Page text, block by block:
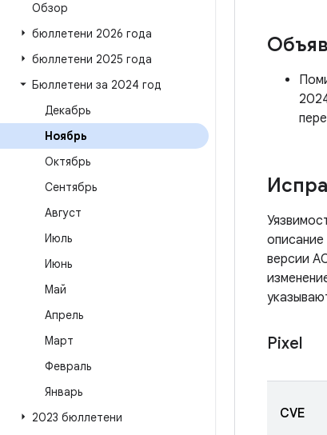
Обзор
бюллетени 2026 года
бюллетени 2025 года
Бюллетени за 2024 год
Декабрь
Ноябрь
Октябрь
Сентябрь
Август
Июль
Июнь
Май
Апрель
Март
Февраль
Январь
2023 бюллетени
описание
версии
Pixel
CVE